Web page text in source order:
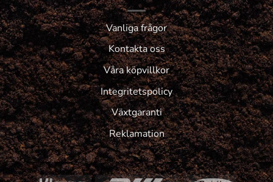
Vanliga frågor
Kontakta oss
Våra köpvillkor
Integritetspolicy
Växtgaranti
Reklamation